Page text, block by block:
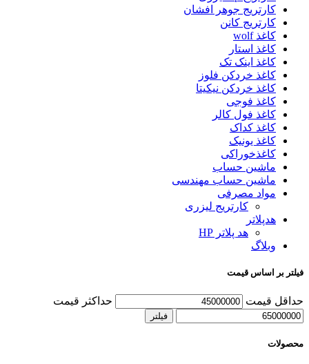
کارتریج جوهر افشان
کارتریج کانن
کاغذ wolf
کاغذ استار
کاغذ اینک تک
کاغذ خردکن فلوز
کاغذ خردکن نیکیتا
کاغذ فوجی
کاغذ فول کالر
کاغذ کداک
کاغذ یونیک
کاغذخوراکی
ماشین حساب
ماشین حساب مهندسی
مواد مصرفی
کارتریج لیزری
هدپلاتر
هد پلاتر HP
وبلاگ
فیلتر بر اساس قیمت
حداقل قیمت حداکثر قیمت
فیلتر
محصولات